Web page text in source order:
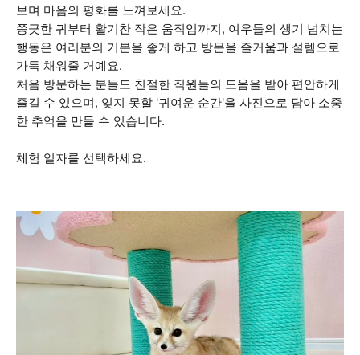
보며 마음의 평화를 느껴보세요.
쫑긋한 귀부터 활기찬 작은 움직임까지, 여우들의 생기 넘치는
행동은 여러분의 기분을 좋게 하고 방문을 즐거움과 설렘으로
가득 채워줄 거예요.
처음 방문하는 분들도 친절한 직원들의 도움을 받아 편안하게
즐길 수 있으며, 잊지 못할 '귀여운 순간'을 사진으로 담아 소중
한 추억을 만들 수 있습니다.
체험 일자를 선택하세요.